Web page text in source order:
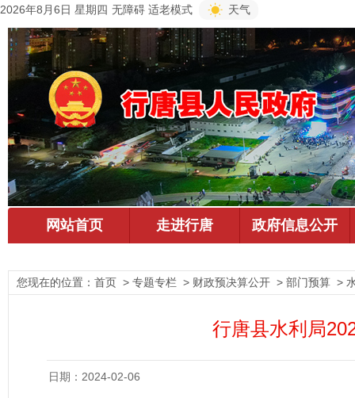
2026年8月6日 星期四 无障碍 适老模式 天气
您现在的位置： 首页 > 专题专栏 > 财政预决算公开 > 部门预算 >
行唐县水利局
日期：2024-02-06